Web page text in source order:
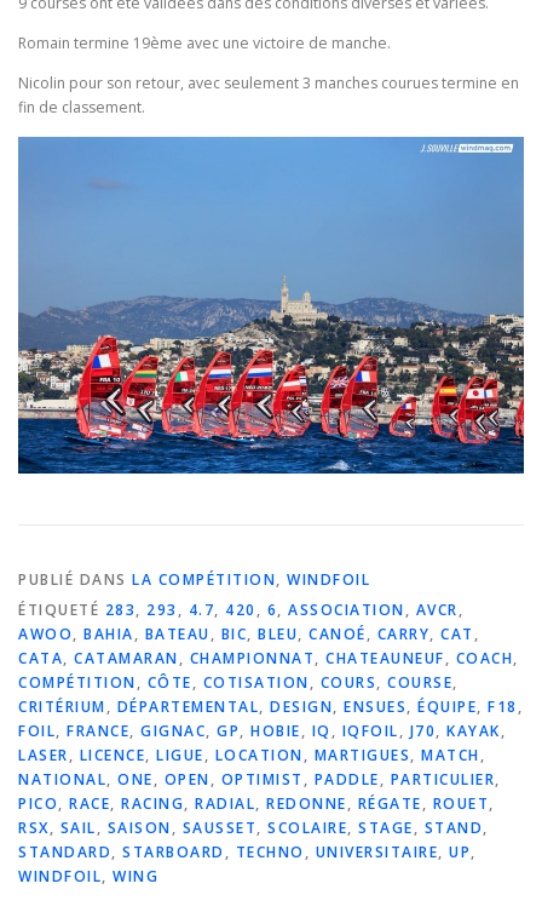
Romain termine 19ème avec une victoire de manche.
Nicolin pour son retour, avec seulement 3 manches courues termine en
fin de classement.
PUBLIÉ DANS LA COMPÉTITION, WINDFOIL
ÉTIQUETÉ 283, 293, 4.7, 420, 6, ASSOCIATION, AVCR,
AWOO, BAHIA, BATEAU, BIC, BLEU, CANOÉ, CARRY, CAT,
CATA, CATAMARAN, CHAMPIONNAT, CHATEAUNEUF, COACH,
COMPÉTITION, CÔTE, COTISATION, COURS, COURSE,
CRITÉRIUM, DÉPARTEMENTAL, DESIGN, ENSUES, ÉQUIPE, F18,
FOIL, FRANCE, GIGNAC, GP, HOBIE, IQ, IQFOIL, J70, KAYAK,
LASER, LICENCE, LIGUE, LOCATION, MARTIGUES, MATCH,
NATIONAL, ONE, OPEN, OPTIMIST, PADDLE, PARTICULIER,
PICO, RACE, RACING, RADIAL, REDONNE, RÉGATE, ROUET,
RSX, SAIL, SAISON, SAUSSET, SCOLAIRE, STAGE, STAND,
STANDARD, STARBOARD, TECHNO, UNIVERSITAIRE, UP,
WINDFOIL, WING